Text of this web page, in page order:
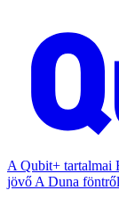
A Qubit+ tartalmai
jövő A Duna föntről